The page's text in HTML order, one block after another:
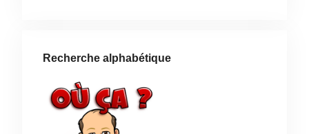
Recherche alphabétique